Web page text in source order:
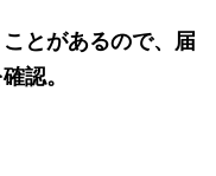
とがあるので、届
認。